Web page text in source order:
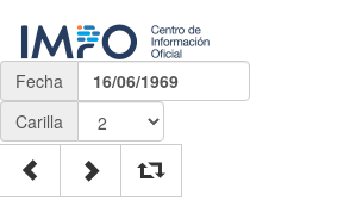
Fecha
16/06/1969
Carilla